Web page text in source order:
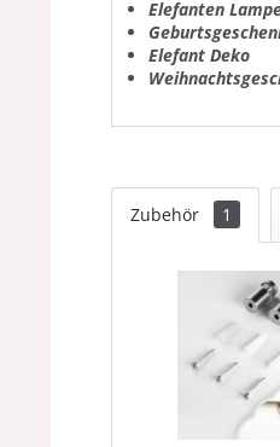
Elefanten
Elefant Deko
Zubehör 1